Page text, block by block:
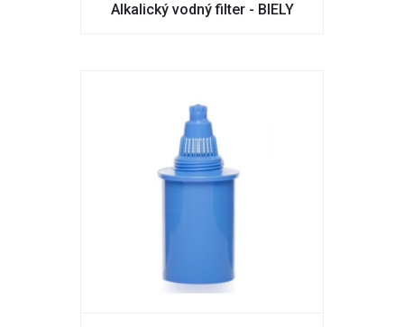
Alkalický vodný filter - BIELY